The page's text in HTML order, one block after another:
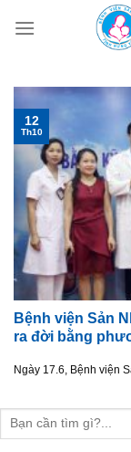
Bệnh viện Sản
ra đời bằng
Ngày 17.6, Bệnh viện
12
Th10